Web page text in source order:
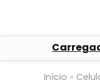
Início »